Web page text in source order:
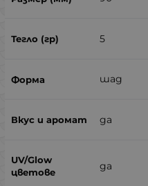
5
шад
да
да